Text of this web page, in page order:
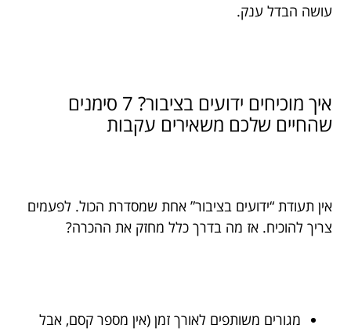
עושה הבדל ענק.
איך מוכיחים ידועים בציבור? 7 סימנים
שהחיים שלכם משאירים עקבות
אין תעודת “ידועים בציבור” אחת שמסדרת הכול. לפעמים
צריך להוכיח. אז מה בדרך כלל מחזק את ההכרה?
מגורים משותפים לאורך זמן (אין מספר קסם, אבל